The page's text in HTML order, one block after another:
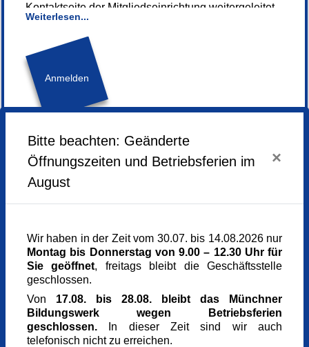
Kontaktseite der Mitgliedseinrichtung weitergeleitet.
Bitte rufen Sie für weitere Informationen sowie zur
Anmeldung bei der dort angegebenen
Telefonnummer an.
Weiterlesen...
Anmelden
Donnerstag,07.05.2026,12.00 - 13.00 Uhr
Donnerstag,14.05.2026,12.00 - 13.00 Uhr
Donnerstag,21.05.2026,12.00 - 13.00 Uhr
Donnerstag,
Donnerstag,02.07.2026,12.00 - 13.00 Uhr
Donnerstag,09.07.2026,12.00 - 13.00 Uhr
Donnerstag,
16.07.2026,
12.00 - 13.00 Uhr
Donnerstag,23.07.2026,12.00 - 13.00 Uhr
Donnerstag,30.07.2026,
Donnerstag,06.08.2026,12.00 - 13.00 Uhr
Donnerstag,13.08.2026,12.00 - 13.00 Uhr
Donnerstag,20.08.2026,12.00 - 13.00 Uhr
Donnerstag,
27.08.2026, 12.00 - 13.00 Uhr
Bitte beachten: Geänderte
Öffnungszeiten und Betriebsferien im
August
×
Wir haben in der Zeit vom 30.07. bis 14.08.2026 nur
Montag bis Donnerstag von 9.00 – 12.30 Uhr für
Sie geöffnet, freitags bleibt die Geschäftsstelle
geschlossen.
Von 17.08. bis 28.08. bleibt das Münchner
Bildungswerk wegen Betriebsferien
geschlossen. In dieser Zeit sind wir auch
telefonisch nicht zu erreichen.